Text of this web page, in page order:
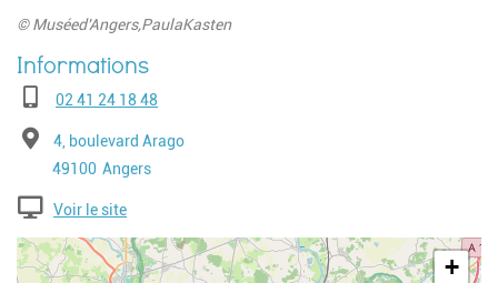
© Muséed'Angers,PaulaKasten
Téléphone02 41 24 18 48
Adresse4, boulevard Arago
Code postal
49100 Ville
Angers
Voir le site
Geolocalisation
+